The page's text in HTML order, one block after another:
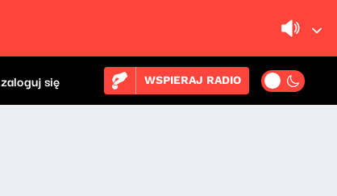
zaloguj się WSPIERAJ RADIO